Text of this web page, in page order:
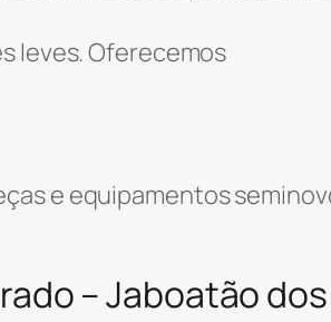
leves. Oferecemos
e equipamentos
– Jaboatão